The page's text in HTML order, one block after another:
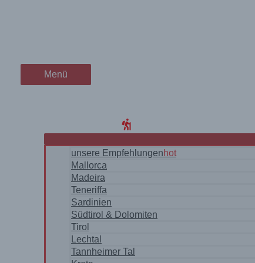
Menü
Menü
unsere Empfehlungenhot
Mallorca
Madeira
Teneriffa
Sardinien
Südtirol & Dolomiten
Tirol
Lechtal
Tannheimer Tal